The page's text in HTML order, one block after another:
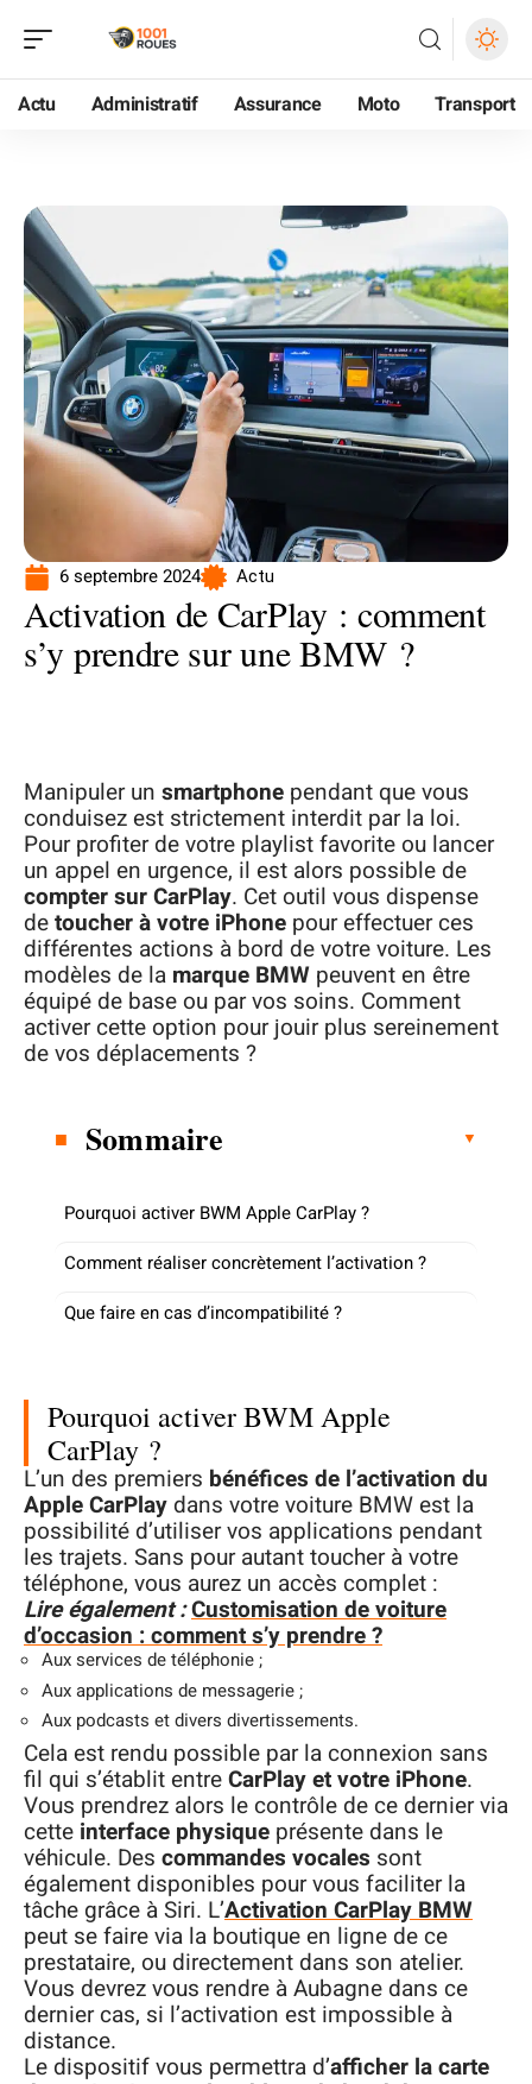
Actu Administratif Assurance Moto Transport
6 septembre 2024 Actu
Activation de CarPlay : comment
s’y prendre sur une BMW ?
Manipuler un smartphone pendant que vous
conduisez est strictement interdit par la loi.
Pour profiter de votre playlist favorite ou lancer
un appel en urgence, il est alors possible de
compter sur CarPlay. Cet outil vous dispense
detoucher à votre iPhone pour effectuer ces
différentes actions à bord de votre voiture. Les
modèles de la marque BMW peuvent en être
équipé de base ou par vos soins. Comment
activer cette option pour jouir plus sereinement
de vos déplacements ?
Sommaire
Pourquoi activer BWM Apple CarPlay ?
Comment réaliser concrètement l’activation ?
Que faire en cas d’incompatibilité ?
Pourquoi activer BWM Apple
CarPlay ?
L’un des premiers bénéfices de l’activation du
Apple CarPlay dans votre voiture BMW est la
possibilité d’utiliser vos applications pendant
les trajets. Sans pour autant toucher à votre
téléphone, vous aurez un accès complet :
Lire également :Customisation de voiture
d’occasion : comment s’y prendre ?
Aux services de téléphonie ;
Aux applications de messagerie ;
Aux podcasts et divers divertissements.
Cela est rendu possible par la connexion sans
fil qui s’établit entreCarPlay et votre iPhone.
Vous prendrez alors le contrôle de ce dernier via
cette interface physique présente dans le
véhicule. Des commandes vocales sont
également disponibles pour vous faciliter la
tâche grâce à Siri. L’Activation CarPlay BMW
peut se faire via la boutique en ligne de ce
prestataire, ou directement dans son atelier.
Vous devrez vous rendre à Aubagne dans ce
dernier cas, si l’activation est impossible à
distance.
Le dispositif vous permettra d’afficher la carte